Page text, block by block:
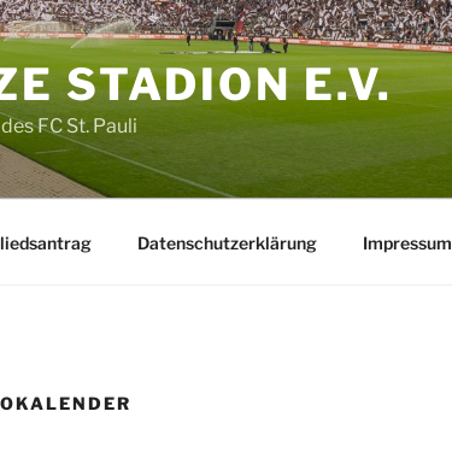
STADION E.V.
FC St. Pauli
Datenschutzerklärung Impressum